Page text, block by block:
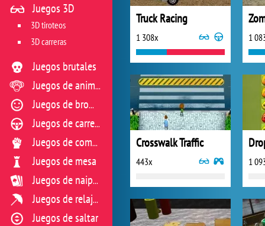
Truck Racing
1 308x 1
Crosswalk Traffic
443x 1
Juegos 3D
3D tiroteos
3D carreras
Juegos brutales
Juegos de animales
Juegos de broma
Juegos de carreras
Juegos de combate
Juegos de mesa
Juegos de naipes
Juegos de relajación
Juegos de saltar